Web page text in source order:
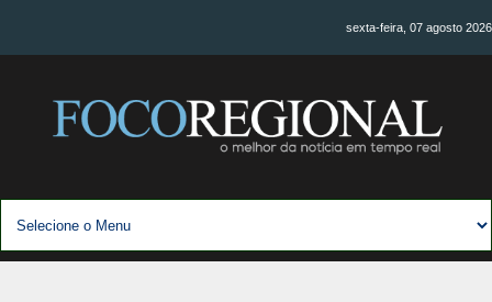
sexta-feira, 07 agosto 2026